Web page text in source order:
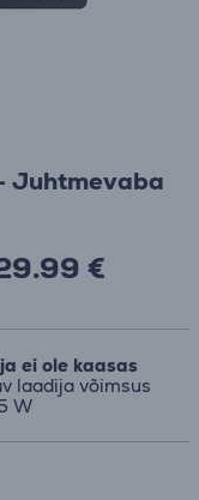
Juhtmevaba
€
ei ole kaasas
laadija võimsus
W